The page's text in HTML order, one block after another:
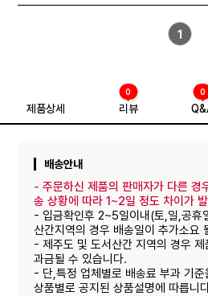
1
제품상세 리뷰
0 0
배송안내
-주문하신 제품의 판매자가 다른 경
송 상황에 따라 1~2일 정도 차이가
- 입금확인후 2~5일이내(토,일,공휴
산간지역의 경우 배송일이 추가소요
- 제주도 및 도서산간 지역의 경우
과금될 수 있습니다.
- 단,특정 업체별로 배송료 부과 기
상품별로 공지된 상품설명에 따릅니